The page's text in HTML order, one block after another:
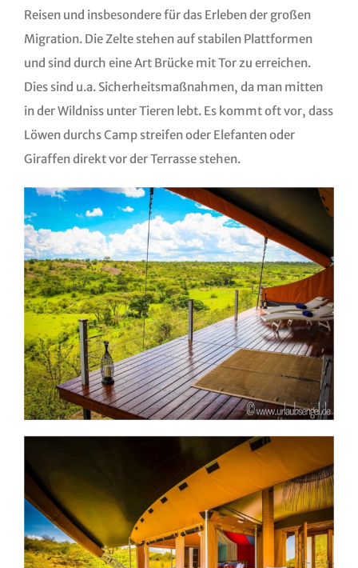
Reisen und insbesondere für das Erleben der großen
Migration. Die Zelte stehen auf stabilen Plattformen
und sind durch eine Art Brücke mit Tor zu erreichen.
Dies sind u.a. Sicherheitsmaßnahmen, da man mitten
in der Wildniss unter Tieren lebt. Es kommt oft vor, dass
Löwen durchs Camp streifen oder Elefanten oder
Giraffen direkt vor der Terrasse stehen.